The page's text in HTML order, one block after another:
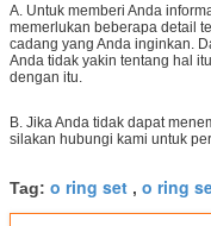
A. Untuk memberi Anda
memerlukan beberapa detail
cadang yang Anda inginkan.
Anda tidak yakin tentang hal
dengan itu.
B. Jika Anda tidak dapat
silakan hubungi kami untuk
Tag: o ring set , o ring